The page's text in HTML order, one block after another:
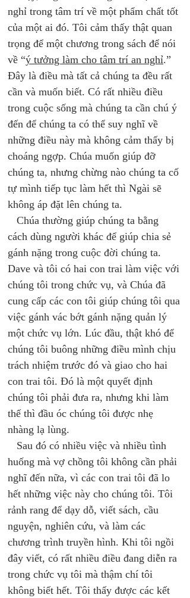
nghỉ trong tâm trí về một phẩm chất tốt
của một ai đó. Tôi cảm thấy thật quan
trọng để một chương trong sách để nói
về “ý tưởng làm cho tâm trí an nghỉ.”
Đây là điều mà tất cả chúng ta đều rất
cần và muốn biết. Có rất nhiều điều
trong cuộc sống mà chúng ta cần chú ý
đến để chúng ta có thể suy nghĩ về
những điều này mà không cảm thấy bị
choáng ngợp. Chúa muốn giúp đỡ
chúng ta, nhưng chừng nào chúng ta cố
tự mình tiếp tục làm hết thì Ngài sẽ
không áp đặt lên chúng ta.
Chúa thường giúp chúng ta bằng
cách dùng người khác để giúp chia sẻ
gánh nặng trong cuộc đời chúng ta.
Dave và tôi có hai con trai làm việc với
chúng tôi trong chức vụ, và Chúa đã
cung cấp các con tôi giúp chúng tôi qua
việc gánh vác bớt gánh nặng quản lý
một chức vụ lớn. Lúc đầu, thật khó để
chúng tôi buông những điều mình chịu
trách nhiệm trước đó và giao cho hai
con trai tôi. Đó là một quyết định
chúng tôi phải đưa ra, nhưng khi làm
thế thì đầu óc chúng tôi được nhẹ
nhàng lạ lùng.
Sau đó có nhiều việc và nhiều tình
huống mà vợ chồng tôi không cần phải
nghĩ đến nữa, vì các con trai tôi đã lo
hết những việc này cho chúng tôi. Tôi
rảnh rang để dạy dỗ, viết sách, cầu
nguyện, nghiên cứu, và làm các
chương trình truyền hình. Khi tôi ngồi
đây viết, có rất nhiều điều đang diễn ra
trong chức vụ tôi mà thậm chí tôi
không biết hết. Tôi thấy được các kết